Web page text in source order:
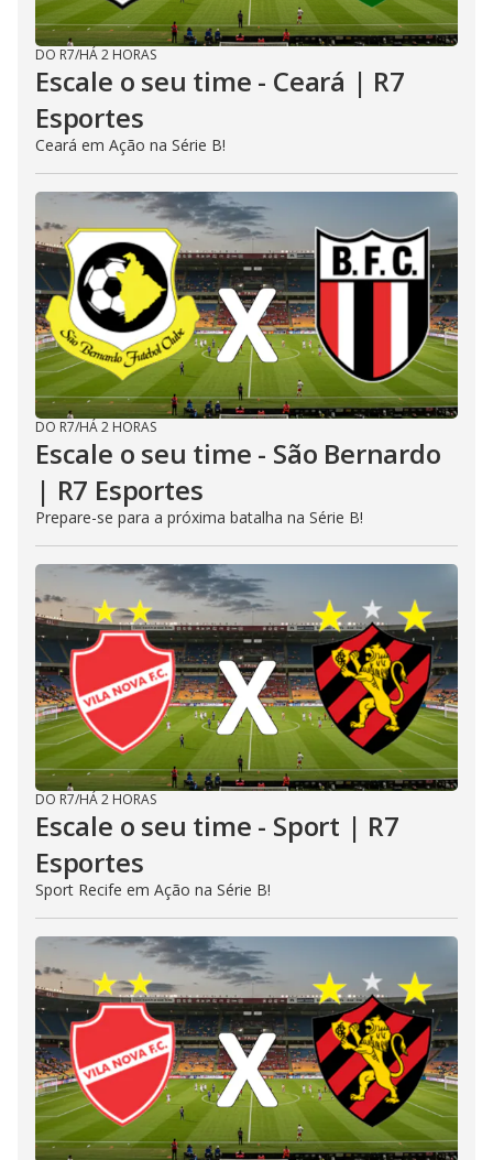
DO R7/HÁ 2 HORAS
Escale o seu time - Ceará | R7
Esportes
Ceará em Ação na Série B!
DO R7/HÁ 2 HORAS
Escale o seu time - São Bernardo
| R7 Esportes
Prepare-se para a próxima batalha na Série B!
DO R7/HÁ 2 HORAS
Escale o seu time - Sport | R7
Esportes
Sport Recife em Ação na Série B!